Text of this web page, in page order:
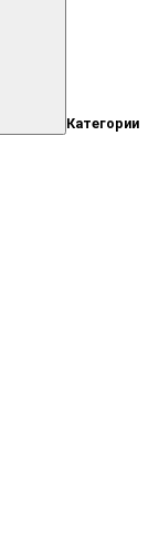
Категории